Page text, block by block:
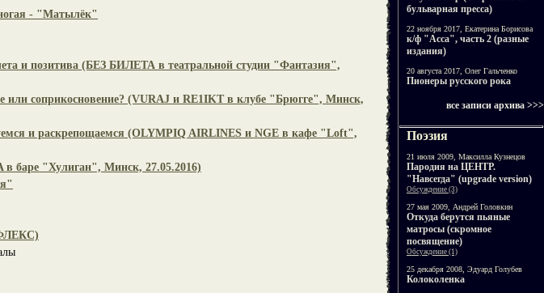
- "Матылёк"
и позитива (БЕЗ БИЛЕТА в театральной студии "Фантазия",
или соприкосновение? (VURAJ и RE1IKT в клубе "Брюгге", Минск,
и раскрепощаемся (OLYMPIQ AIRLINES и NGE в кафе "Loft",
в баре "Хулиган", Минск, 27.05.2016)
бульварная пресса)
22 ноября 2017, Екатерина Борисова
к/ф "Асса", часть 2 (разные
издания)
20 августа 2017, Олег Гальченко
Пионеры русского рока
все записи архива >>>
Поэзия
21 июля 2009, Максилла Кузнецов
Пародия на ЦЕНТР.
"Навсегда" (upgrade version)
Обсуждение (3)
27 мая 2009, Андрей Головкин
Откуда берутся пьяные
матросы (скромное
посвящение)
Обсуждение (1)
25 декабря 2008, Эдуард Голубев
Колоколенка